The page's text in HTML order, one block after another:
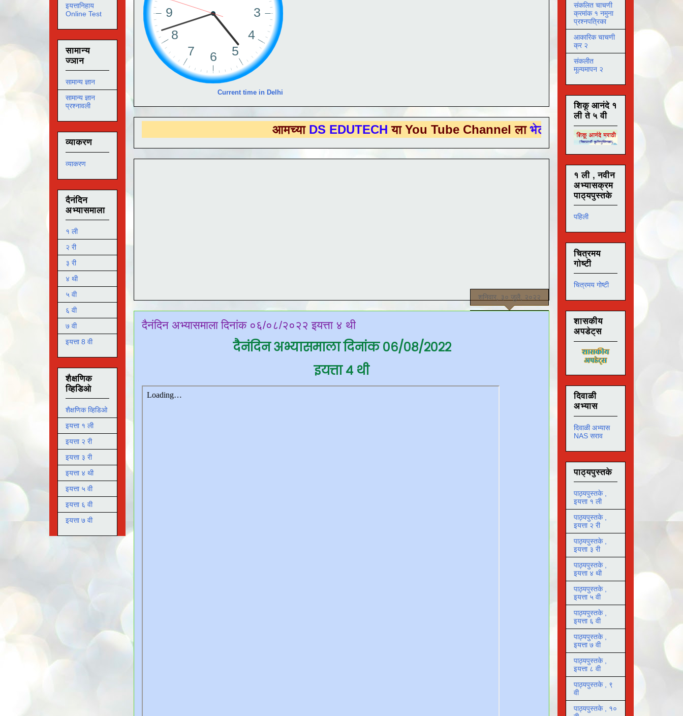
Current time in Delhi
DS EDUTECHया You Tube Channel लाभेट देण्यासाठी येथे क्लिक करा .
शनिवार, ३० जुलै, २०२२
दैनंदिन अभ्यासमाला दिनांक ०६/०८/२०२२ इयत्ता ४ थी
दैनंदिन अभ्यासमाला दिनांक ०६/०८/२०२२
इयत्ता ४ थी
इयत्तानिहाय
Online Test
सामान्य
ज्ञान
सामान्य ज्ञान
सामान्य ज्ञान
प्रश्नावली
व्याकरण
व्याकरण
दैनंदिन
अभ्यासमाला
१ ली
२ री
३ री
४ थी
५ वी
६ वी
७ वी
इयत्ता 8 वी
शैक्षणिक
व्हिडिओ
शैक्षणिक व्हिडिओ
इयत्ता १ ली
इयत्ता २ री
इयत्ता ३ री
इयत्ता ४ थी
इयत्ता ५ वी
इयत्ता ६ वी
इयत्ता ७ वी
संकलित चाचणी
क्रमांक १ नमुना
प्रश्नपत्रिका
आकारिक चाचणी
क्र २
संकलीत
मूल्यमापन २
शिकू आनंदे १
ली ते ५ वी
१ ली , नवीन
अभ्यासक्रम
पाठ्यपुस्तके
पहिली
चित्रमय
गोष्टी
चित्रमय गोष्टी
शासकीय
अपडेट्स
दिवाळी
अभ्यास
दिवाळी अभ्यास
NAS सराव
पाठ्यपुस्तके
पाठ्यपुस्तके ,
इयत्ता १ ली
पाठ्यपुस्तके ,
इयत्ता २ री
पाठ्यपुस्तके ,
इयत्ता ३ री
पाठ्यपुस्तके ,
इयत्ता ४ थी
पाठ्यपुस्तके ,
इयत्ता ५ वी
पाठ्यपुस्तके ,
इयत्ता ६ वी
पाठ्यपुस्तके ,
इयत्ता ७ वी
पाठ्यपुस्तके ,
इयत्ता ८ वी
पाठ्यपुस्तके , ९
वी
पाठ्यपुस्तके , १०